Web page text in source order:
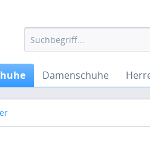
Damenschuhe